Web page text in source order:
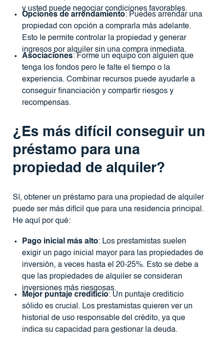
y usted puede negociar condiciones favorables.
Opciones de arrendamiento: Puedes arrendar una
propiedad con opción a comprarla más adelante.
Esto le permite controlar la propiedad y generar
ingresos por alquiler sin una compra inmediata.
Asociaciones: Forme un equipo con alguien que
tenga los fondos pero le falte el tiempo o la
experiencia. Combinar recursos puede ayudarle a
conseguir financiación y compartir riesgos y
recompensas.
¿Es más difícil conseguir un
préstamo para una
propiedad de alquiler?
Sí, obtener un préstamo para una propiedad de alquiler
puede ser más difícil que para una residencia principal.
He aquí por qué:
Pago inicial más alto: Los prestamistas suelen
exigir un pago inicial mayor para las propiedades de
inversión, a veces hasta el 20-25%. Esto se debe a
que las propiedades de alquiler se consideran
inversiones más riesgosas.
Mejor puntaje crediticio: Un puntaje crediticio
sólido es crucial. Los prestamistas quieren ver un
historial de uso responsable del crédito, ya que
indica su capacidad para gestionar la deuda.